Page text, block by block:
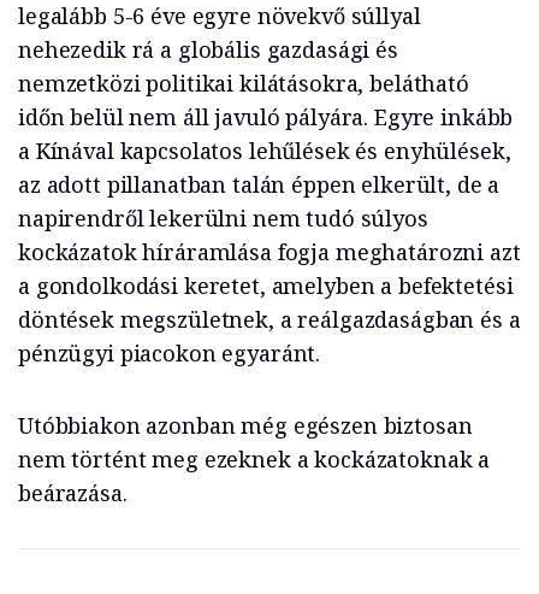
legalább 5-6 éve egyre növekvő súllyal
nehezedik rá a globális gazdasági és
nemzetközi politikai kilátásokra, belátható
időn belül nem áll javuló pályára. Egyre inkább
a Kínával kapcsolatos lehűlések és enyhülések,
az adott pillanatban talán éppen elkerült, de a
napirendről lekerülni nem tudó súlyos
kockázatok híráramlása fogja meghatározni azt
a gondolkodási keretet, amelyben a befektetési
döntések megszületnek, a reálgazdaságban és a
pénzügyi piacokon egyaránt.
Utóbbiakon azonban még egészen biztosan
nem történt meg ezeknek a kockázatoknak a
beárazása.